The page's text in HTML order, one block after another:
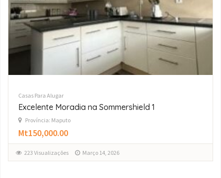
Casas Para Alugar
Apartamento Remodelado T3
Província: Maputo
Mt65,000.00
185 Visualizações Março 4, 2026